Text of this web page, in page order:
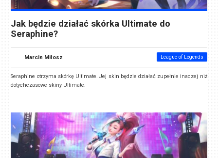
Jak będzie działać skórka Ultimate do
Seraphine?
Marcin Miłosz League of Legends
Seraphine otrzyma skórkę Ultimate. Jej skin będzie działać zupełnie inaczej niż
dotychczasowe skiny Ultimate.